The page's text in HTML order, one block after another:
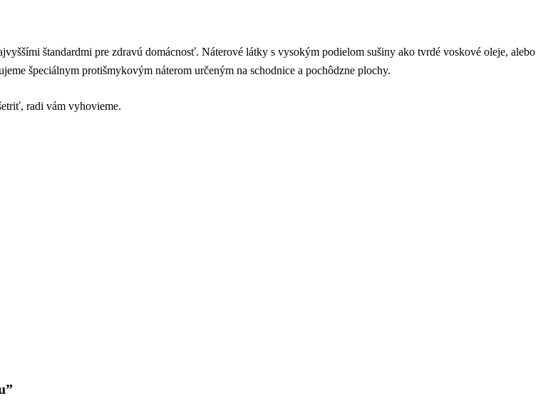
štandardmi pre zdravú domácnosť. Náterové látky s vysokým podielom sušiny ako tvrdé voskové oleje, alebo
špeciálnym protišmykovým náterom určeným na schodnice a pochôdzne plochy.
radi vám vyhovieme.